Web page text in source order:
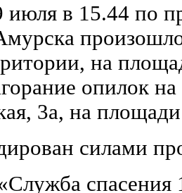
июля в 15.44 по
на
опилок
3а, на
силами
спасения